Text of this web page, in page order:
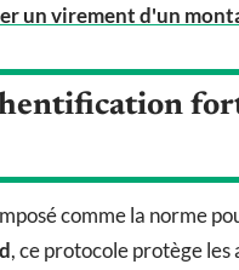
un virement d'un
comme la norme
, ce protocole protège